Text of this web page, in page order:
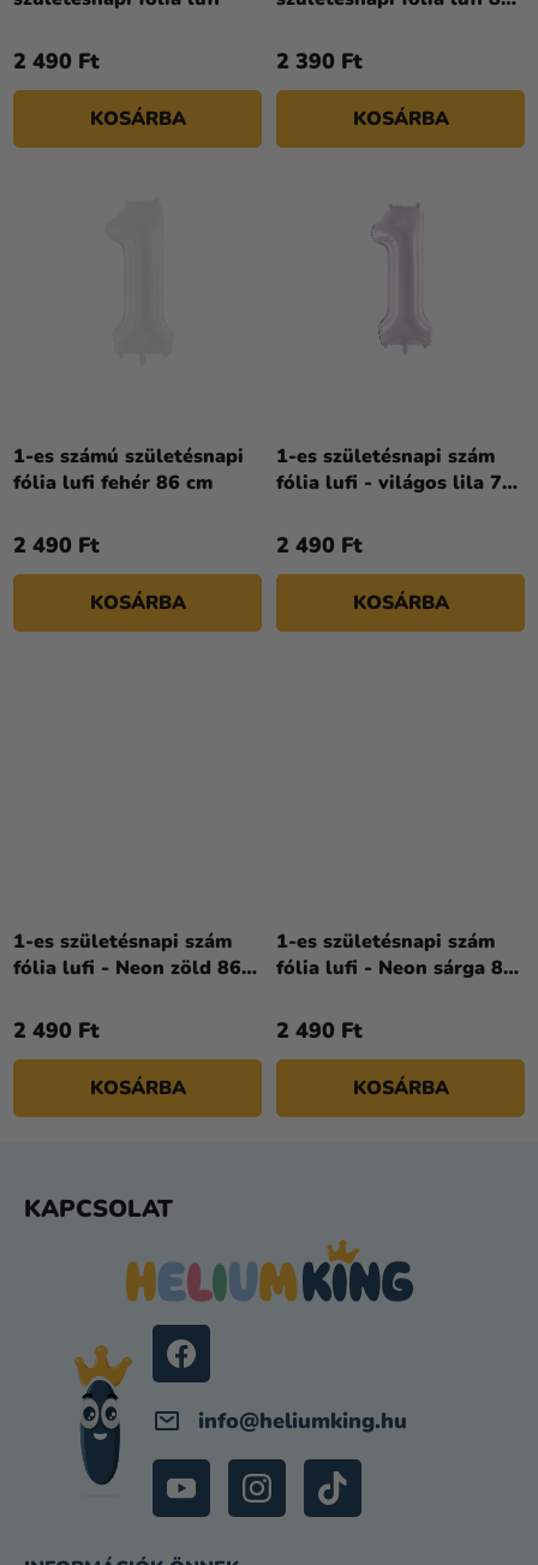
4,3
csillag.
2 490 Ft
KOSÁRBA
2 390 Ft
KOSÁRBA
1-es számú születésnapi
fólia lufi fehér 86 cm
2 490 Ft
KOSÁRBA
1-es születésnapi szám
fólia lufi - világos lila 72
2 490 Ft
KOSÁRBA
1-es születésnapi szám
fólia lufi - Neon zöld 86
2 490 Ft
KOSÁRBA
1-es születésnapi szám
fólia lufi - Neon sárga 86
2 490 Ft
KOSÁRBA
KAPCSOLAT
info@heliumking.hu